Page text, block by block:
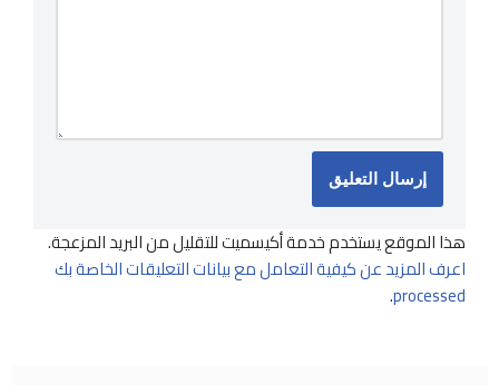
هذا الموقع يستخدم خدمة أكيسميت للتقليل من البريد المزعجة.
اعرف المزيد عن كيفية التعامل مع بيانات التعليقات الخاصة بك
processed
.